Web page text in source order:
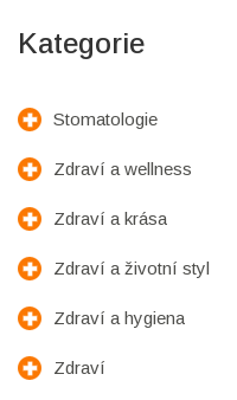
Kategorie
Stomatologie
Zdraví a wellness
Zdraví a krása
Zdraví a životní styl
Zdraví a hygiena
Zdraví